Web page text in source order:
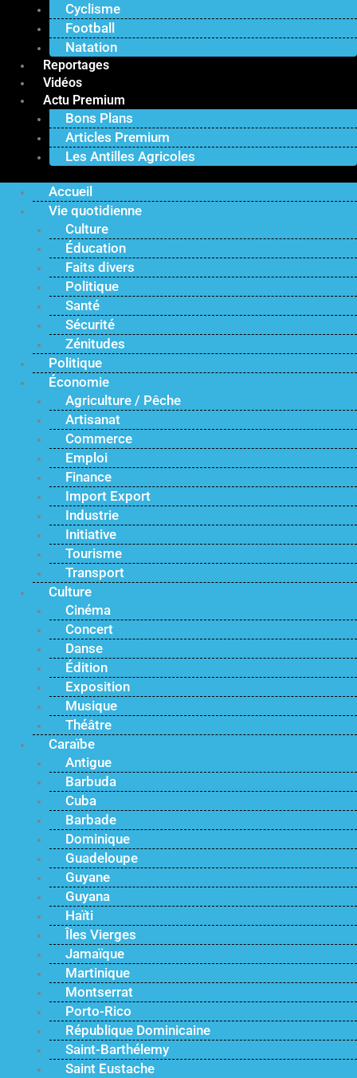
Cyclisme
Football
Natation
Reportages
Vidéos
Actu Premium
Bons Plans
Articles Premium
Les Antilles Agricoles
Accueil
Vie quotidienne
Culture
Éducation
Faits divers
Politique
Santé
Sécurité
Zénitudes
Politique
Économie
Agriculture / Pêche
Artisanat
Commerce
Emploi
Finance
Import Export
Industrie
Initiative
Tourisme
Transport
Culture
Cinéma
Concert
Danse
Édition
Exposition
Musique
Théâtre
Caraïbe
Antigue
Barbuda
Cuba
Barbade
Dominique
Guadeloupe
Guyane
Guyana
Haïti
Îles Vierges
Jamaïque
Martinique
Montserrat
Porto-Rico
République Dominicaine
Saint-Barthélemy
Saint Eustache